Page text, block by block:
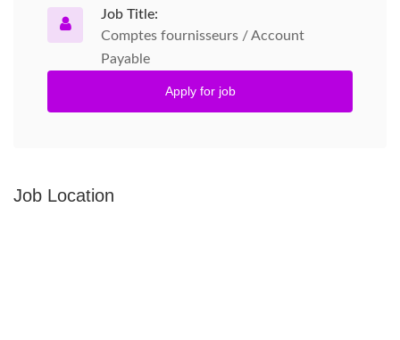
Job Title:
Comptes fournisseurs / Account
Payable
Apply for job
Job Location